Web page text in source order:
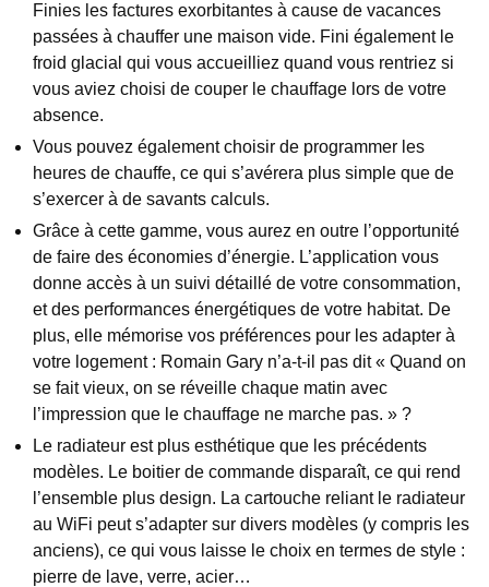
Finies les factures exorbitantes à cause de vacances
passées à chauffer une maison vide. Fini également le
froid glacial qui vous accueilliez quand vous rentriez si
vous aviez choisi de couper le chauffage lors de votre
absence.
Vous pouvez également choisir de programmer les
heures de chauffe, ce qui s’avérera plus simple que de
s’exercer à de savants calculs.
Grâce à cette gamme, vous aurez en outre l’opportunité
de faire des économies d’énergie. L’application vous
donne accès à un suivi détaillé de votre consommation,
et des performances énergétiques de votre habitat. De
plus, elle mémorise vos préférences pour les adapter à
votre logement : Romain Gary n’a-t-il pas dit « Quand on
se fait vieux, on se réveille chaque matin avec
l’impression que le chauffage ne marche pas. » ?
Le radiateur est plus esthétique que les précédents
modèles. Le boitier de commande disparaît, ce qui rend
l’ensemble plus design. La cartouche reliant le radiateur
au WiFi peut s’adapter sur divers modèles (y compris les
anciens), ce qui vous laisse le choix en termes de style :
pierre de lave, verre, acier…